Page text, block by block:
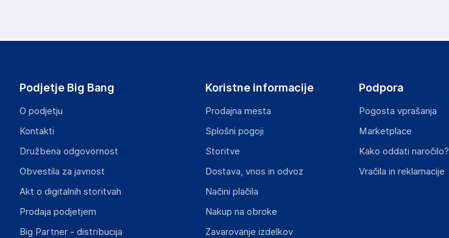
Podjetje Big Bang
O podjetju
Kontakti
Družbena odgovornost
Obvestila za javnost
Akt o digitalnih storitvah
Prodaja podjetjem
Big Partner - distribucija
Koristne informacije
Prodajna mesta
Splošni pogoji
Storitve
Dostava, vnos in odvoz
Načini plačila
Nakup na obroke
Zavarovanje izdelkov
Podpora
Pogosta vprašanja
Marketplace
Kako oddati naročilo?
Vračila in reklamacije